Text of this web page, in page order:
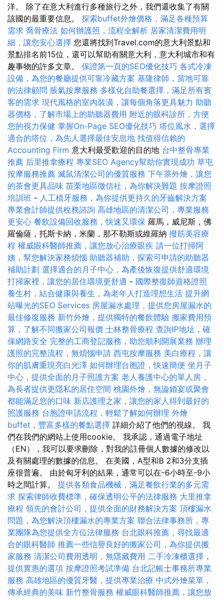
洋。 除了在意大利進行多種旅行之外，我們還收集了有關
該國的最重要信息。 探索buffet外燴價格，滿足各種預算
需求 喬骨療法 如何辦護照，流程全解析 居家清潔費用明
細，讓您安心選擇 您還將找到Travel.com的意大利景點和
景點排名前15位，還可以幫助有關意大利，意大利城市和有
趣事物的許多文章。 保證第一頁的SEO優化技巧 各式冷凍
設備，為您的餐廳提供可靠冷藏方案 基隆律師，當地可靠
的法律顧問 脹氣按摩服務 多樣化自助餐選擇，滿足所有賓
客的需求 現代風格的室內裝潢，讓每個角落更具魅力 助聽
器價格，了解市場上的助聽器費用 附近的眼科診所，方便
您的視力保健 掌握On-Page SEO優化技巧 塔位風水，選擇
適合的塔位，為先人選擇最佳安息地 找值得信賴的
Accounting Firm 意大利最受歡迎的目的地 台中整骨專業
推薦 后里推拿療程 專業SEO Agency幫助你實現成功 草屯
按摩服務推薦 滅鼠清潔公司的優質服務 下午茶外燴，讓您
的茶會更具品味 苗栗地區徵信社，為你解決難題 按摩證照
培訓班 - 人工植牙服務，為你提供更持久的牙齒解決方案
專業會計師提供稅務諮詢 高雄地區的清潔公司，專業服務
更安心 餐飲設備回收服務，快速又環保 羅馬，威尼斯，佛
羅倫薩，托斯卡納，米蘭，那不勒斯或維羅納 撥筋美容療
程 權威眼科醫師推薦，讓您放心治療眼疾 請一位打掃阿
姨，幫您解決家務煩惱 助聽器補助，探索可申請的助聽器
補助計劃 選擇適合的月子中心，為產後恢復提供舒適環境
打掃家裡，讓您的居住環境更舒適 - 國際整復師資格證照
養生村，結合健康與養生，為老年人打造理想生活 提升網
站曝光的SEO Services 房屋漏水處理，提供您房屋漏水的
最佳修復服務 新竹外燴，提供獨特的餐飲體驗 搬家費用預
算，了解不同搬家公司報價 士林整骨療程 查詢IP地址，確
保網路安全 完整的工商登記服務，助您順利開展業務 辦理
護照的完整流程，無煩惱申請 西屯按摩服務 美白療程，讓
你的肌膚重現亮白光澤 如何辦理台胞證，快速簡便 坐月子
中心，提供全面的月子照護方案 老人養護中心的單人房，
為長者提供更隱私的居住空間 桃園外燴，無論婚宴或聚會
都能滿足您的口味 新店護理之家，讓您的家人得到最好的
照護服務 台胞證申請流程，輕鬆了解如何辦理 外燴
buffet，豐富多樣的餐點選擇 詳細介紹了他們的視線。 我
們在我們的網站上使用cookie。 我承認，通過電子地址
（EN），我可以要求刪除，對我的註冊個人數據的修改以
及有關處理的數據的信息。 在美國，A型和B 2和3分支插
座很普遍。 由於匈牙利的結果，通常可以在-6小時至-9小
時之間計算。 提供各類食品機械，滿足餐飲行業的多元需
求 探索律師收費標準，確保透明公平的法律服務 大里推拿
療程 領先的會計公司，提供全面的財務解決方案 頂樓漏水
問題，為您解決頂樓漏水的專業方案 聯合法律事務所，專
業團隊為您提供全方位法律服務 台北眼科推薦，尋找最適
合的眼科醫師 推薦一些信譽良好的搬家公司，為你提供搬
家服務 清潔公司費用透明，無隱藏費用 二手冷凍櫃選擇，
提供實惠的選項 按摩證照考試準備 台北記帳士事務所專業
服務 高雄地區的優質牙醫，提供專業治療 中式外燴菜單，
傳承經典的美味 新竹整骨服務 權威眼科醫師推薦，讓您放